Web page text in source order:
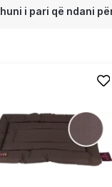
i pari që ndani